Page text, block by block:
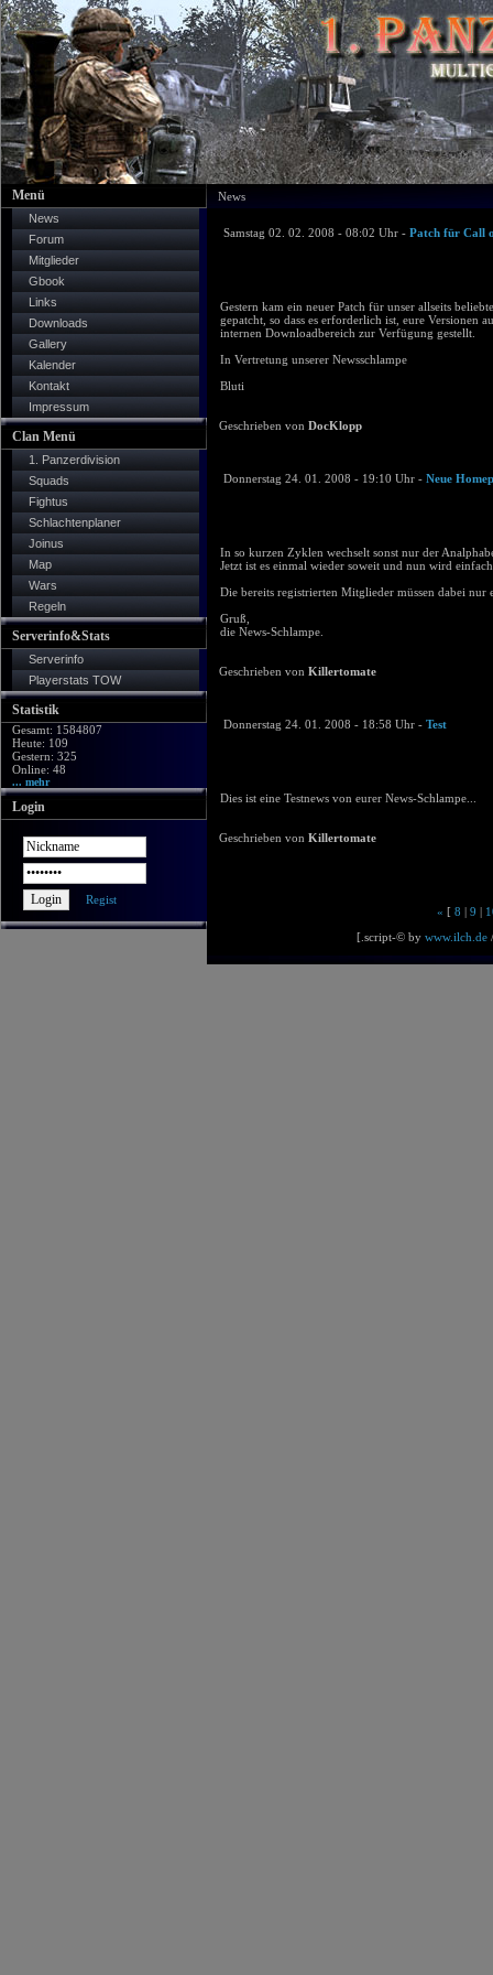
Menü
News
Forum
Mitglieder
Gbook
Links
Downloads
Gallery
Kalender
Kontakt
Impressum
Clan Menü
1. Panzerdivision
Squads
Fightus
Schlachtenplaner
Joinus
Map
Wars
Regeln
Serverinfo&Stats
Serverinfo
Playerstats TOW
Statistik
Gesamt: 1584807
Heute: 109
Gestern: 325
Online: 48
... mehr
Login
Regist
News
Samstag 02. 02. 2008 - 08:02 Uhr - Patch für Call
Gestern kam ein neuer Patch für unser allseits
gepatcht, so dass es erforderlich ist, eure Versionen
internen Downloadbereich zur Verfügung gestellt.
In Vertretung unserer Newsschlampe
Bluti
Geschrieben von DocKlopp
Donnerstag 24. 01. 2008 - 19:10 Uhr - Neue
In so kurzen Zyklen wechselt sonst nur der
Jetzt ist es einmal wieder soweit und nun wird
Die bereits registrierten Mitglieder müssen dabei nur
Gruß,
die News-Schlampe.
Geschrieben von Killertomate
Donnerstag 24. 01. 2008 - 18:58 Uhr - Test
Dies ist eine Testnews von eurer News-Schlampe...
Geschrieben von Killertomate
« [ 8 | 9 |
[.script-© by www.ilch.de/